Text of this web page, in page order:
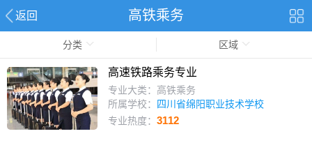
返回 高铁乘务
分类 区域
高速铁路乘务专业
专业大类：高铁乘务
所属学校：
四川省绵阳职业技术学校
专业热度： 3112